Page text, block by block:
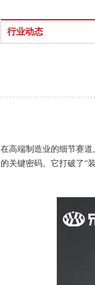
行业动态
在高端制造业的细节赛道
的关键密码。它打破了“